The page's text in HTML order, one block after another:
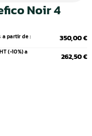
Noir 4
a partir de : 350,00 €
(-10%) a
262,50 €